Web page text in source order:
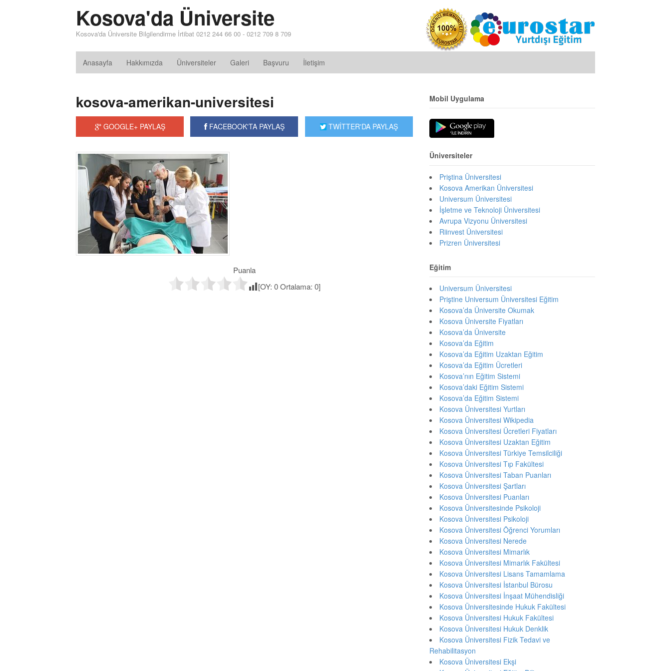
Kosova'da Üniversite
Kosova'da Üniversite Bilgilendirme İrtibat 0212 244 66 00 - 0212 709 8 709
Anasayfa Hakkımızda Üniversiteler Galeri Başvuru İletişim
kosova-amerikan-universitesi
GOOGLE+ PAYLAŞ FACEBOOK'TA PAYLAŞ TWİTTER'DA PAYLAŞ
Puanla
[OY: 0Ortalama: 0]
Mobil Uygulama
Üniversiteler
Priştina Üniversitesi
Kosova Amerikan Üniversitesi
Universum Üniversitesi
İşletme ve Teknoloji Üniversitesi
Avrupa Vizyonu Üniversitesi
Riinvest Üniversitesi
Prizren Üniversitesi
Eğitim
Universum Üniversitesi
Priştine Universum Üniversitesi Eğitim
Kosova’da Üniversite Okumak
Kosova Üniversite Fiyatları
Kosova’da Üniversite
Kosova’da Eğitim
Kosova’da Eğitim Uzaktan Eğitim
Kosova’da Eğitim Ücretleri
Kosova’nın Eğitim Sistemi
Kosova’daki Eğitim Sistemi
Kosova’da Eğitim Sistemi
Kosova Üniversitesi Yurtları
Kosova Üniversitesi Wikipedia
Kosova Üniversitesi Ücretleri Fiyatları
Kosova Üniversitesi Uzaktan Eğitim
Kosova Üniversitesi Türkiye Temsilciliği
Kosova Üniversitesi Tıp Fakültesi
Kosova Üniversitesi Taban Puanları
Kosova Üniversitesi Şartları
Kosova Üniversitesi Puanları
Kosova Üniversitesinde Psikoloji
Kosova Üniversitesi Psikoloji
Kosova Üniversitesi Öğrenci Yorumları
Kosova Üniversitesi Nerede
Kosova Üniversitesi Mimarlık
Kosova Üniversitesi Mimarlık Fakültesi
Kosova Üniversitesi Lisans Tamamlama
Kosova Üniversitesi İstanbul Bürosu
Kosova Üniversitesi İnşaat Mühendisliği
Kosova Üniversitesinde Hukuk Fakültesi
Kosova Üniversitesi Hukuk Fakültesi
Kosova Üniversitesi Hukuk Denklik
Kosova Üniversitesi Fizik Tedavi ve
Rehabilitasyon
Kosova Üniversitesi Ekşi